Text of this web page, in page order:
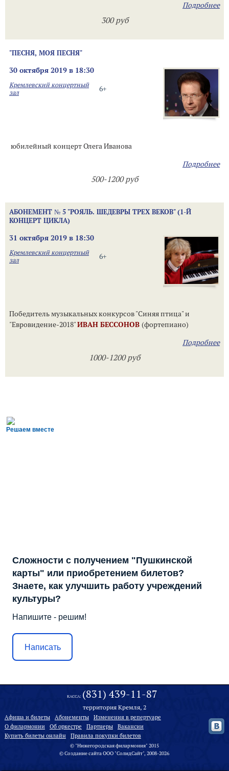
Подробнее
300 руб
"ПЕСНЯ, МОЯ ПЕСНЯ"
30 октября 2019 в 18:30
6+
Кремлевский концертный
зал
юбилейный концерт Олега Иванова
Подробнее
500-1200 руб
АБОНЕМЕНТ № 5 "РОЯЛЬ. ШЕДЕВРЫ ТРЕХ ВЕКОВ" (1-Й
КОНЦЕРТ ЦИКЛА)
31 октября 2019 в 18:30
6+
Кремлевский концертный
зал
Победитель музыкальных конкурсов "Синяя птица" и
"Евровидение-2018"ИВАН БЕССОНОВ (фортепиано)
Подробнее
1000-1200 руб
Решаем вместе
Сложности с получением "Пушкинской
карты" или приобретением билетов?
Знаете, как улучшить работу учреждений
культуры?
Напишите - решим!
Написать
КАССА: (831) 439-11-87
территория Кремля, 2
Афиша и билеты Абонементы
Изменения в репертуаре
О филармонии
Oб оркестре Партнеры
Вакансии
Купить билеты онлайн
Правила покупки билетов
© "Нижегородская филармония" 2015
©Создание сайтаООО "СолидСайт", 2008-2026